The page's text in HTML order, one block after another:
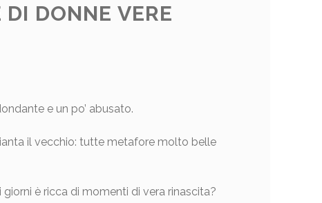
DONNE VERE
e un po’ abusato.
il vecchio: tutte metafore molto belle
è ricca di momenti di vera rinascita?